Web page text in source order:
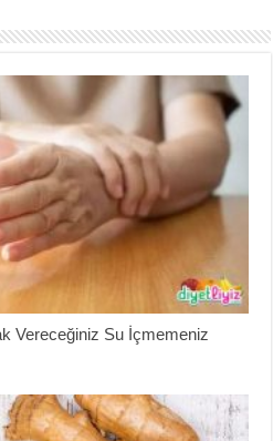
Vereceğiniz Su İçmemeniz